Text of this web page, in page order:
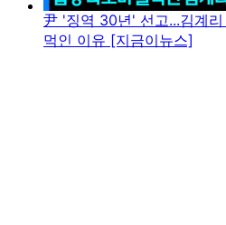
尹 '징역 30년' 선고...김계
먹인 이유 [지금이뉴스]